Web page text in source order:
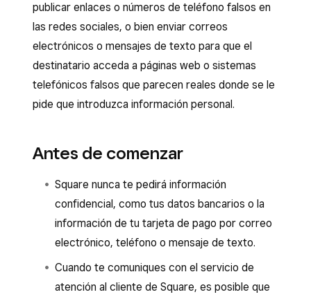
publicar enlaces o números de teléfono falsos en
las redes sociales, o bien enviar correos
electrónicos o mensajes de texto para que el
destinatario acceda a páginas web o sistemas
telefónicos falsos que parecen reales donde se le
pide que introduzca información personal.
Antes de comenzar
Square nunca te pedirá información
confidencial, como tus datos bancarios o la
información de tu tarjeta de pago por correo
electrónico, teléfono o mensaje de texto.
Cuando te comuniques con el servicio de
atención al cliente de Square, es posible que